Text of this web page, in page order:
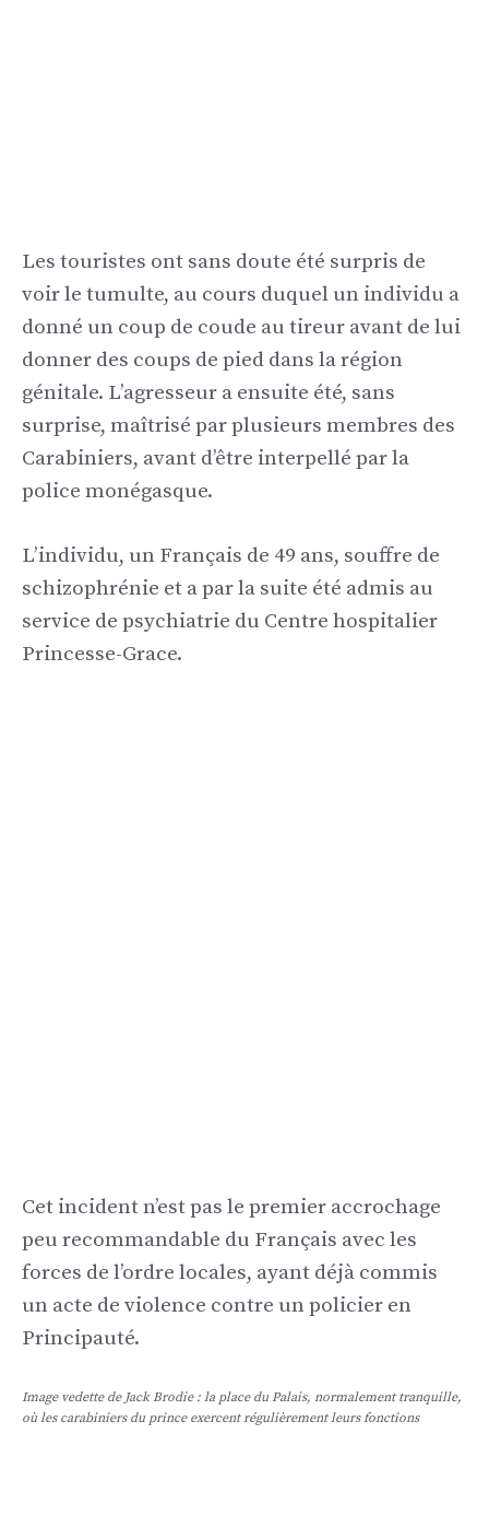
Les touristes ont sans doute été surpris de
voir le tumulte, au cours duquel un individu a
donné un coup de coude au tireur avant de lui
donner des coups de pied dans la région
génitale. L’agresseur a ensuite été, sans
surprise, maîtrisé par plusieurs membres des
Carabiniers, avant d’être interpellé par la
police monégasque.
L’individu, un Français de 49 ans, souffre de
schizophrénie et a par la suite été admis au
service de psychiatrie du Centre hospitalier
Princesse-Grace.
Cet incident n’est pas le premier accrochage
peu recommandable du Français avec les
forces de l’ordre locales, ayant déjà commis
un acte de violence contre un policier en
Principauté.
Image vedette de Jack Brodie : la place du Palais, normalement tranquille,
où les carabiniers du prince exercent régulièrement leurs fonctions